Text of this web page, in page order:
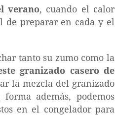
verano, cuando el calor
de preparar en cada y el
tanto su zumo como la
granizado casero de
la mezcla del granizado
además, podemos
en el congelador para